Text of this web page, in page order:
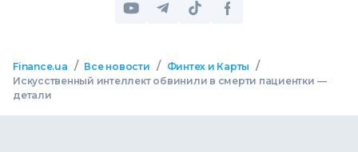
Finance.ua / Все новости / Финтех и Карты /
Искусственный интеллект обвинили в смерти пациентки —
детали